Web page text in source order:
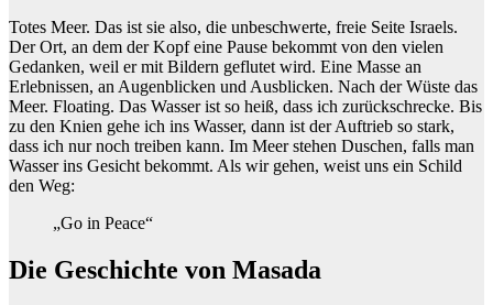
Totes Meer. Das ist sie also, die unbeschwerte, freie Seite Israels.
Der Ort, an dem der Kopf eine Pause bekommt von den vielen
Gedanken, weil er mit Bildern geflutet wird. Eine Masse an
Erlebnissen, an Augenblicken und Ausblicken. Nach der Wüste das
Meer. Floating. Das Wasser ist so heiß, dass ich zurückschrecke. Bis
zu den Knien gehe ich ins Wasser, dann ist der Auftrieb so stark,
dass ich nur noch treiben kann. Im Meer stehen Duschen, falls man
Wasser ins Gesicht bekommt. Als wir gehen, weist uns ein Schild
den Weg:
„Go in Peace“
Die Geschichte von Masada